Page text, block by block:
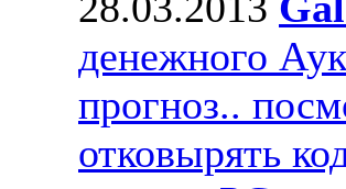
денежного
прогноз..
отковырять